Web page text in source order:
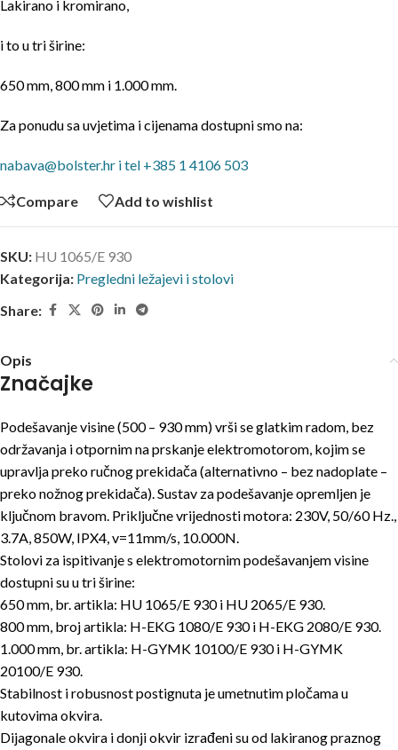
Lakirano i kromirano,
i to u tri širine:
650 mm, 800 mm i 1.000 mm.
Za ponudu sa uvjetima i cijenama dostupni smo na:
nabava@bolster.hr i tel +385 1 4106 503
Compare Add to wishlist
SKU: HU 1065/E 930
Kategorija: Pregledni ležajevi i stolovi
Share:
Opis
Značajke
Podešavanje visine (500 – 930 mm) vrši se glatkim radom, bez
održavanja i otpornim na prskanje elektromotorom, kojim se
upravlja preko ručnog prekidača (alternativno – bez nadoplate –
preko nožnog prekidača). Sustav za podešavanje opremljen je
ključnom bravom. Priključne vrijednosti motora: 230V, 50/60 Hz.,
3.7A, 850W, IPX4, v=11mm/s, 10.000N.
Stolovi za ispitivanje s elektromotornim podešavanjem visine
dostupni su u tri širine:
650 mm, br. artikla: HU 1065/E 930 i HU 2065/E 930.
800 mm, broj artikla: H-EKG 1080/E 930 i H-EKG 2080/E 930.
1.000 mm, br. artikla: H-GYMK 10100/E 930 i H-GYMK
20100/E 930.
Stabilnost i robusnost postignuta je umetnutim pločama u
kutovima okvira.
Dijagonale okvira i donji okvir izrađeni su od lakiranog praznog